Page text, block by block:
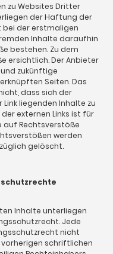
zu Websites Dritter
der Haftung der
bei der erstmaligen
Inhalte daraufhin
bestehen. Zu dem
ersichtlich. Der Anbieter
zukünftige
Seiten. Das
dass sich der
liegenden Inhalte zu
externen Links ist für
auf Rechtsverstöße
werden
gelöscht.
Inhalte unterliegen
Jede
nicht
schriftlichen